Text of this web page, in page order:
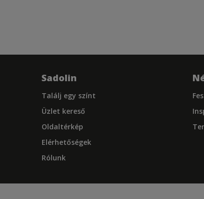
Sadolin
Találj egy színt
Üzlet kereső
Oldaltérkép
Elérhetőségek
Rólunk